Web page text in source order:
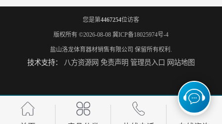
濮阳攀爬架价格 训练攀爬架 批发价格 宁德攀爬架参数 爬绳架 量大优惠
您是第4467254位访客
版权所有 ©2026-08-08 冀ICP备18025974号-4
盐山洛龙体育器材销售有限公司 保留所有权利.
技术支持： 八方资源网 免责声明 管理员入口 网站地图